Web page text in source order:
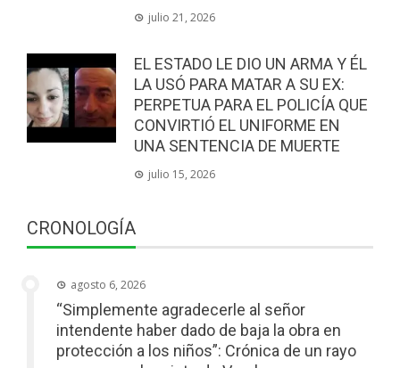
julio 21, 2026
EL ESTADO LE DIO UN ARMA Y ÉL
LA USÓ PARA MATAR A SU EX:
PERPETUA PARA EL POLICÍA QUE
CONVIRTIÓ EL UNIFORME EN
UNA SENTENCIA DE MUERTE
julio 15, 2026
CRONOLOGÍA
agosto 6, 2026
“Simplemente agradecerle al señor
intendente haber dado de baja la obra en
protección a los niños”: Crónica de un rayo